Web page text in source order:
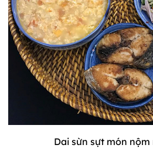
Dai sừn sựt món